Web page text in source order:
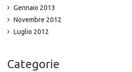
Gennaio 2013
Novembre 2012
Luglio 2012
Categorie